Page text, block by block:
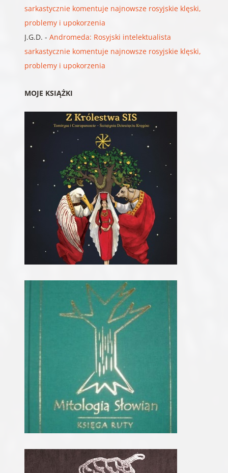
sarkastycznie komentuje najnowsze rosyjskie klęski,
problemy i upokorzenia
J.G.D. - Andromeda: Rosyjski intelektualista
sarkastycznie komentuje najnowsze rosyjskie klęski,
problemy i upokorzenia
MOJE KSIĄŻKI